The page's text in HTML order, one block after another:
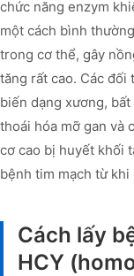
chức năng enzym
một cách bình
trong cơ thể, gây
tăng rất cao. Các
biến dạng xương,
thoái hóa mỡ gan và
cơ cao bị huyết khối
bệnh tim mạch từ
Cách lấy
HCY